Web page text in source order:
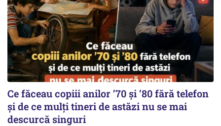
Ce făceau copiii anilor ’70 și ’80 fără telefon
și de ce mulți tineri de astăzi nu se mai
descurcă singuri